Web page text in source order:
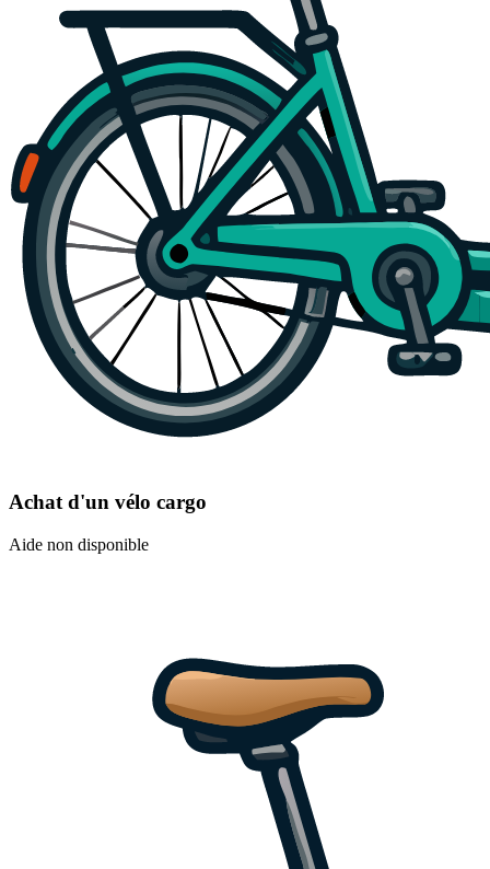
Achat d'un vélo cargo
Aide non disponible